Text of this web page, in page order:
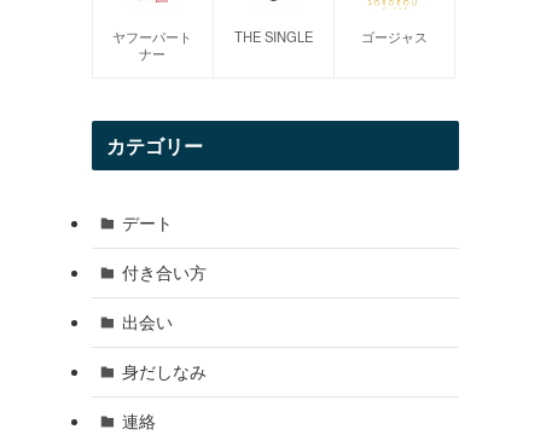
ヤフーパート
ナー
THE SINGLE ゴージャス
カテゴリー
デート
付き合い方
出会い
身だしなみ
連絡